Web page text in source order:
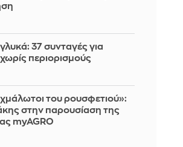
37 συνταγές για
περιορισμούς
του ρουσφετιού»:
στην παρουσίαση της
myAGRO